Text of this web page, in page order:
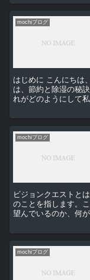
mochiブログ
はじめに こんにちは
は、節約と除湿の秘
れがどのようにして
mochiブログ
ビジョンクエストと
のことを指します。
望んでいるのか、何
mochiブログ